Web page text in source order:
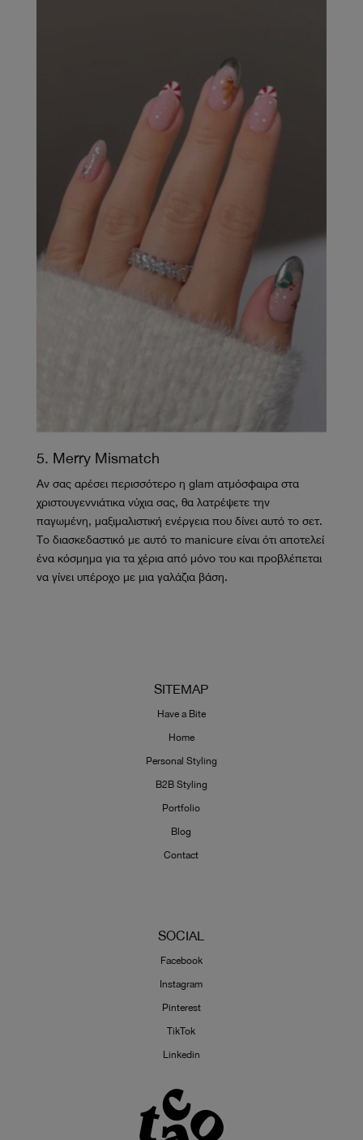
5. Merry Mismatch
Αν σας αρέσει περισσότερο η glam ατμόσφαιρα στα
χριστουγεννιάτικα νύχια σας, θα λατρέψετε την
παγωμένη, μαξιμαλιστική ενέργεια που δίνει αυτό το σετ.
Το διασκεδαστικό με αυτό το manicure είναι ότι αποτελεί
ένα κόσμημα για τα χέρια από μόνο του και προβλέπεται
να γίνει υπέροχο με μια γαλάζια βάση.
SITEMAP
Have a Bite
Home
Personal Styling
B2B Styling
Portfolio
Blog
Contact
SOCIAL
Facebook
Instagram
Pinterest
TikTok
Linkedin